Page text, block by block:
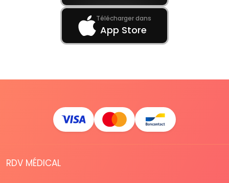
Télécharger dans
App Store
RDV MÉDICAL